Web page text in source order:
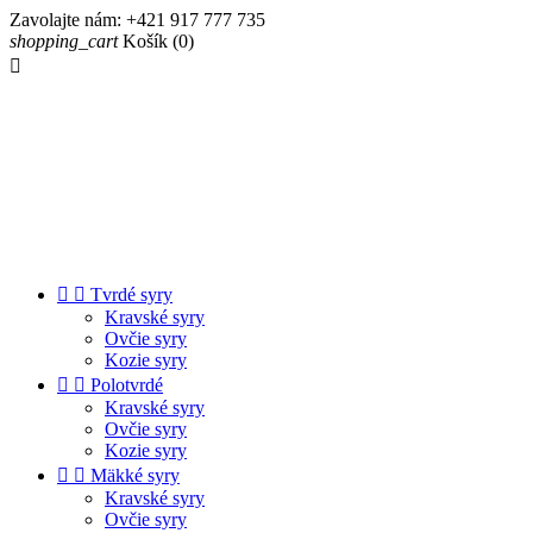
Zavolajte nám: +421 917 777 735
shopping_cart Košík (0)

  Tvrdé syry
Kravské syry
Ovčie syry
Kozie syry
  Polotvrdé
Kravské syry
Ovčie syry
Kozie syry
  Mäkké syry
Kravské syry
Ovčie syry